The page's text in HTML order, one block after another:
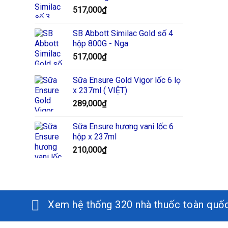
517,000₫
SB Abbott Similac Gold số 4
hộp 800G - Nga
517,000₫
Sữa Ensure Gold Vigor lốc 6 lọ
x 237ml ( VIỆT)
289,000₫
Sữa Ensure hương vani lốc 6
hộp x 237ml
210,000₫
Xem hệ thống 320 nhà thuốc toàn